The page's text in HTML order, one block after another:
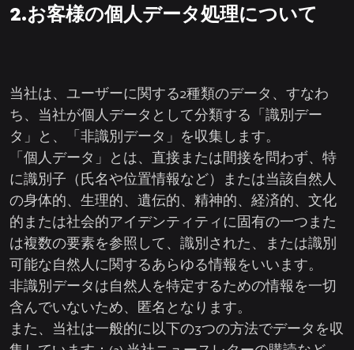
2.お客様の個人データ処理について
当社は、ユーザーに関する2種類のデータ、すなわ
ち、当社が個人データとして分類する「識別デー
タ」と、「非識別データ」を収集します。
「個人データ」とは、直接または間接を問わず、特
に識別子（氏名や位置情報など）または当該自然人
の身体的、生理的、遺伝的、精神的、経済的、文化
的または社会的アイデンティティに固有の一つまた
は複数の要素を参照して、識別された、または識別
可能な自然人に関するあらゆる情報をいいます。
非識別データは自然人を特定するための情報を一切
含んでいないため、匿名となります。
また、当社は一般的に以下の3つの方法でデータを収